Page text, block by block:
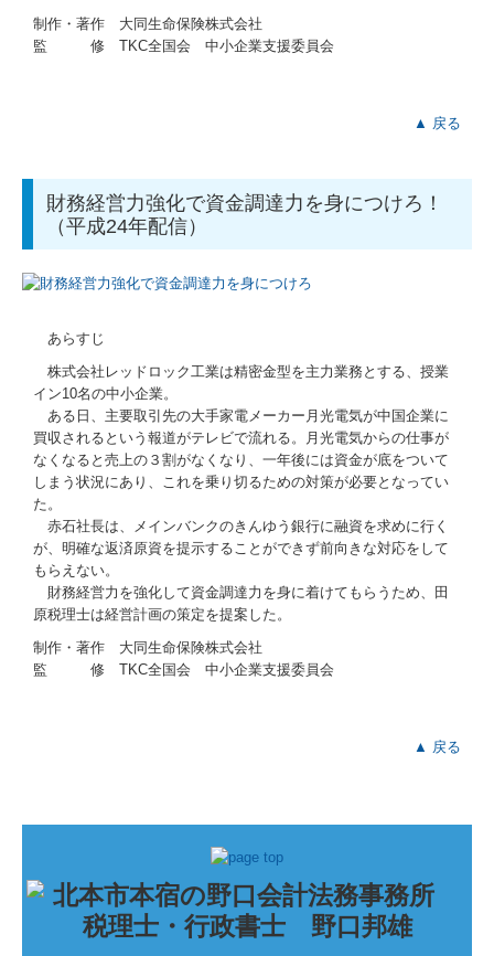
制作・著作 大同生命保険株式会社
監 修 TKC全国会 中小企業支援委員会
▲ 戻る
財務経営力強化で資金調達力を身につけろ！
（平成24年配信）
あらすじ
株式会社レッドロック工業は精密金型を主力業務とする、授業
イン10名の中小企業。
ある日、主要取引先の大手家電メーカー月光電気が中国企業に
買収されるという報道がテレビで流れる。月光電気からの仕事が
なくなると売上の３割がなくなり、一年後には資金が底をついて
しまう状況にあり、これを乗り切るための対策が必要となってい
た。
赤石社長は、メインバンクのきんゆう銀行に融資を求めに行く
が、明確な返済原資を提示することができず前向きな対応をして
もらえない。
財務経営力を強化して資金調達力を身に着けてもらうため、田
原税理士は経営計画の策定を提案した。
制作・著作 大同生命保険株式会社
監 修 TKC全国会 中小企業支援委員会
▲ 戻る